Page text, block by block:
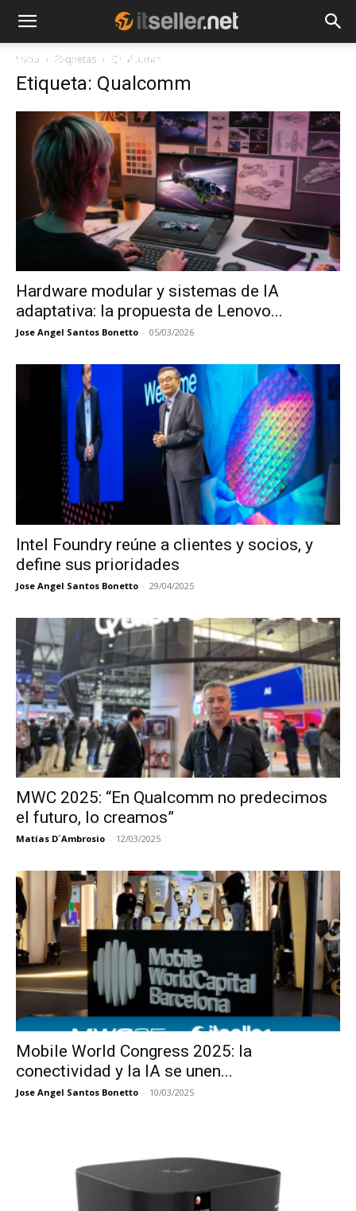
NOTICIAS TENDENCIAS
Inicio Etiquetas Qualcomm
Etiqueta: Qualcomm
Hardware modular y sistemas de IA
adaptativa: la propuesta de Lenovo...
Jose Angel Santos Bonetto - 05/03/2026
Intel Foundry reúne a clientes y socios, y
define sus prioridades
Jose Angel Santos Bonetto - 29/04/2025
MWC 2025: “En Qualcomm no predecimos
el futuro, lo creamos”
Matías D´Ambrosio - 12/03/2025
Mobile World Congress 2025: la
conectividad y la IA se unen...
Jose Angel Santos Bonetto - 10/03/2025